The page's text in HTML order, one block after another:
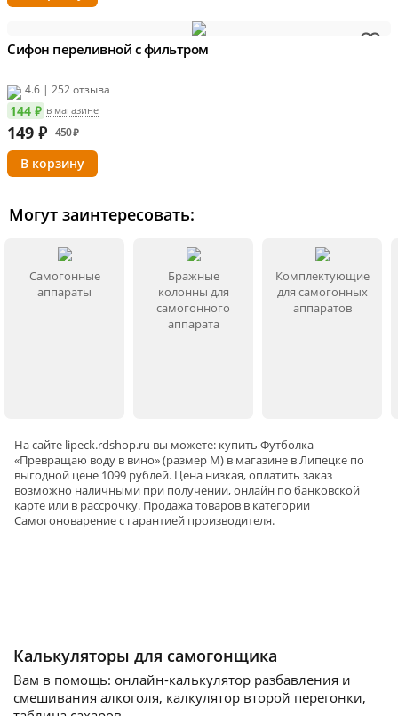
Сифон переливной с фильтром
4.6 | 252 отзыва
144 ₽ в магазине
149 ₽ 450 ₽
Могут заинтересовать:
Самогонные
аппараты
Бражные
колонны для
самогонного
аппарата
Комплектующие
для самогонных
аппаратов
На сайте lipeck.rdshop.ru вы можете: купить Футболка
«Превращаю воду в вино» (размер М) в магазине в Липецке по
выгодной цене 1099 рублей. Цена низкая, оплатить заказ
возможно наличными при получении, онлайн по банковской
карте или в рассрочку. Продажа товаров в категории
Самогоноварениес гарантией производителя.
Калькуляторы для самогонщика
Вам в помощь: онлайн-калькулятор разбавления и
смешивания алкоголя, калкулятор второй перегонки,